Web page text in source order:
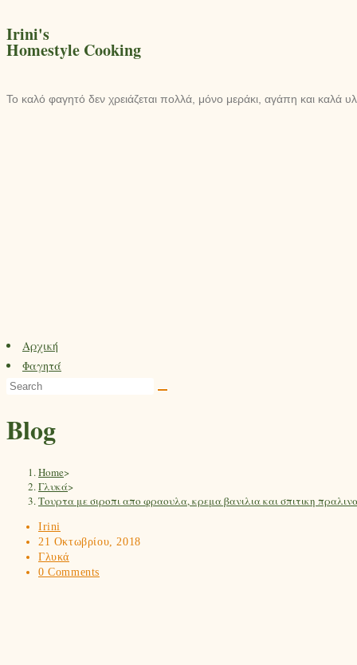
Irini's
Homestyle Cooking
Το καλό φαγητό δεν χρειάζεται πολλά, μόνο μεράκι, αγάπη και καλά
Αρχική
Φαγητά
Blog
Home>
Γλυκά>
Τουρτα με σιροπι απο φραουλα, κρεμα βανιλια και σπιτικη
Irini
21 Οκτωβρίου, 2018
Γλυκά
0 Comments